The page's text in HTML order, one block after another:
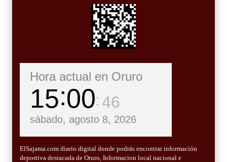
Hora actual en Oruro
15 00 47
sábado, agosto 8, 2026
ElSajama.com diario digital donde podrás encontrar información
deportiva destacada de Oruro, Informacion local nacional e